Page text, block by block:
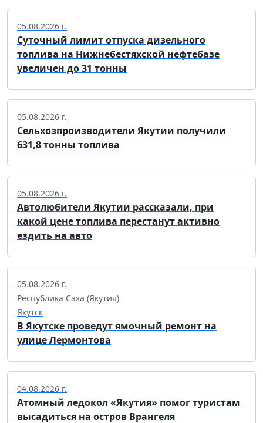
05.08.2026 г.
Суточный лимит отпуска дизельного
топлива на Нижнебестяхской нефтебазе
увеличен до 31 тонны
05.08.2026 г.
Сельхозпроизводители Якутии получили
631,8 тонны топлива
05.08.2026 г.
Автолюбители Якутии рассказали, при
какой цене топлива перестанут активно
ездить на авто
05.08.2026 г.
Республика Саха (Якутия)
Якутск
В Якутске проведут ямочный ремонт на
улице Лермонтова
04.08.2026 г.
Атомный ледокол «Якутия» помог туристам
высадиться на остров Врангеля